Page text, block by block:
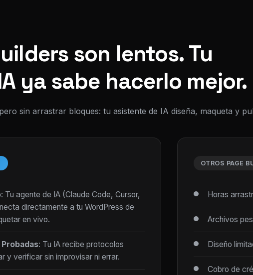
son lentos. Tu
ya sabe hacerlo mejor.
sin arrastrar bloques: tu asistente de IA diseña, maqueta y
: Tu agente de IA (Claude Code, Cursor,
directamente a tu WordPress de
en vivo.
: Tu IA recibe protocolos
y verificar sin improvisar ni errar.
OTROS PAGE
Horas
Archivos
Diseño
Cobro de